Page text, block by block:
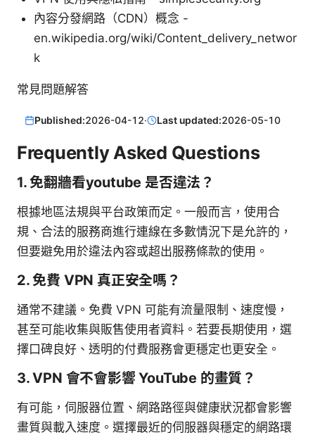
內容分發網路（CDN）概念 -
en.wikipedia.org/wiki/Content_delivery_networ
k
常見問題解答
Published:2026-04-12· Last updated:2026-05-10
Frequently Asked Questions
1. 免翻牆看youtube 是否違法？
根據地區法規與平台政策而定。一般而言，使用合
規、合法的服務商進行連線在多數情況下是允許的，
但要避免用於違法內容或超出服務條款的使用。
2. 免費 VPN 真正安全嗎？
通常不建議。免費 VPN 可能有流量限制、速度慢，
甚至可能收集與販售使用者資料。若要長期使用，選
擇口碑良好、透明的付費服務會更穩定也更安全。
3. VPN 會不會影響 YouTube 的畫質？
有可能，伺服器位置、網路路徑與健康狀況都會影響
畫質與載入速度。選擇最近的伺服器與穩定的網路環